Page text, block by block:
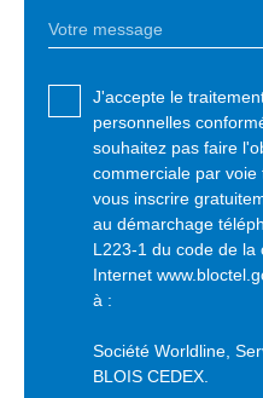
Votre message
J'accepte le
personnelles
souhaitez pas faire
commerciale par
vous inscrire
au démarchage
L223-1 du code de la
Internet
à :
Société Worldline,
BLOIS CEDEX.